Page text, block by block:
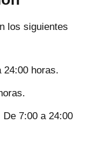
los siguientes
24:00 horas.
De 7:00 a 24:00